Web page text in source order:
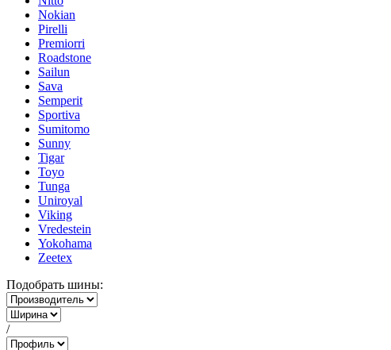
Nokian
Pirelli
Premiorri
Roadstone
Sailun
Sava
Semperit
Sportiva
Sumitomo
Sunny
Tigar
Toyo
Tunga
Uniroyal
Viking
Vredestein
Yokohama
Zeetex
Подобрать шины:
/